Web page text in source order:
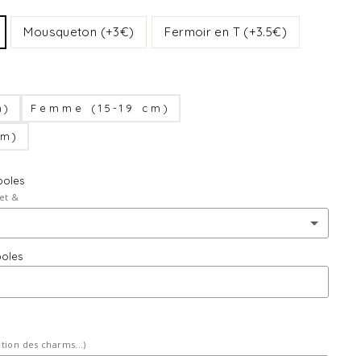
Mousqueton (+3€) Fermoir en T (+3.5€)
Femme (15-19 cm)
&
(+ €4,00)
des charms...)